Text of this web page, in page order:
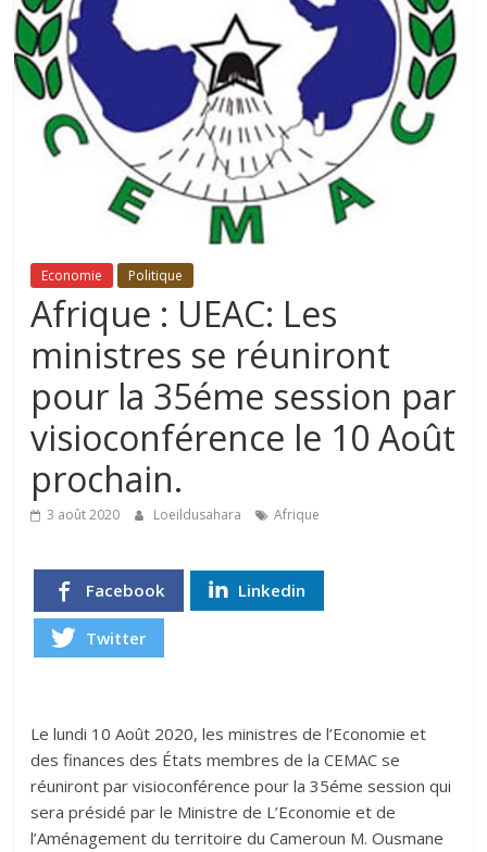
Economie Politique
Afrique : UEAC: Les
ministres se réuniront
pour la 35éme session par
visioconférence le 10 Août
prochain.
3 août 2020 Loeildusahara Afrique
Facebook Linkedin
Twitter
Le lundi 10 Août 2020, les ministres de l’Economie et
des finances des États membres de la CEMAC se
réuniront par visioconférence pour la 35éme session qui
sera présidé par le Ministre de L’Economie et de
l’Aménagement du territoire du Cameroun M. Ousmane